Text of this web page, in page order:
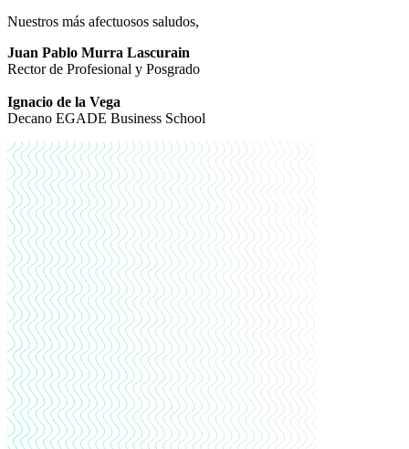
Nuestros más afectuosos saludos,
Juan Pablo Murra Lascurain
Rector de Profesional y Posgrado
Ignacio de la Vega
Decano EGADE Business School